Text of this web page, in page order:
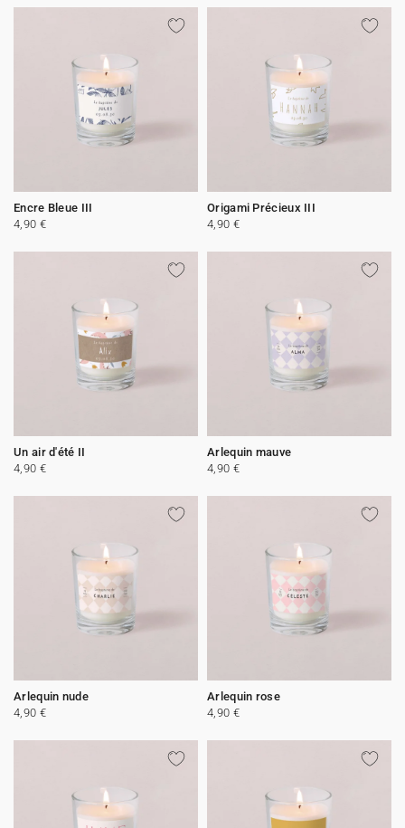
Encre Bleue III
4,90 €
Origami Précieux III
4,90 €
Un air d'été II
4,90 €
Arlequin mauve
4,90 €
Arlequin nude
4,90 €
Arlequin rose
4,90 €